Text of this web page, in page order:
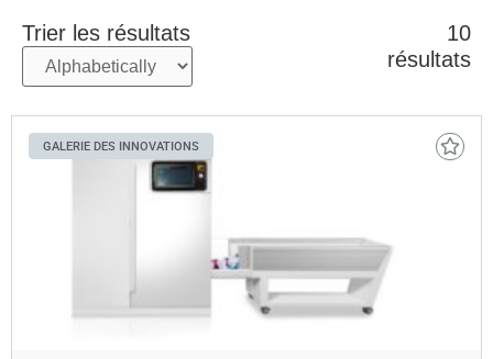
Trier les résultats
10
résultats
GALERIE DES INNOVATIONS